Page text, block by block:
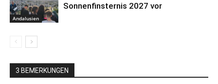
Andalusien
Sonnenfinsternis 2027 vor
3 BEMERKUNGEN